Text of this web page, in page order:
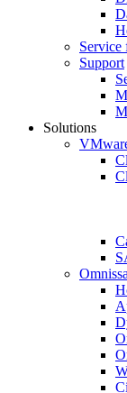
Support
Solutions
Omnissa